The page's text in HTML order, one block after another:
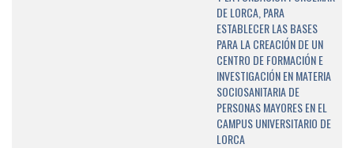
DE LORCA, PARA
ESTABLECER LAS BASES
PARA LA CREACIÓN DE UN
CENTRO DE FORMACIÓN E
INVESTIGACIÓN EN MATERIA
SOCIOSANITARIA DE
PERSONAS MAYORES EN EL
CAMPUS UNIVERSITARIO DE
LORCA